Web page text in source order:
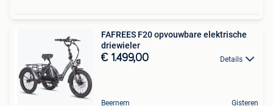
FAFREES F20 opvouwbare elektrische
driewieler
€ 1.499,00 Details
Beernem Gisteren